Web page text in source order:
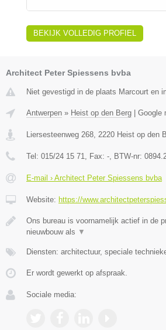
BEKIJK VOLLEDIG PROFIEL
Architect Peter Spiessens bvba
Niet gevestigd in de plaats Marcourt en
Antwerpen » Heist op den Berg Google
Liersesteenweg 268 2220 Heist op den
Tel: 015/24 15 71 , Fax: - , BTW-nr:
E-mail › Architect Peter Spiessens bvba
Website: https://
Ons bureau is voornamelijk actief in de
nieuwbouw als ▼
Diensten: architectuur, speciale
Er wordt gewerkt op afspraak.
Sociale media: